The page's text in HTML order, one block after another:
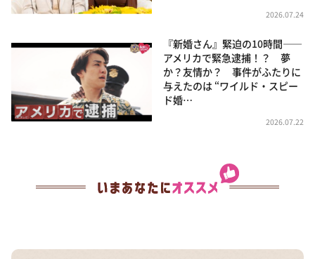
2026.07.24
『新婚さん』緊迫の10時間――
アメリカで緊急逮捕！？ 夢
か？友情か？ 事件がふたりに
与えたのは “ワイルド・スピー
ド婚…
2026.07.22